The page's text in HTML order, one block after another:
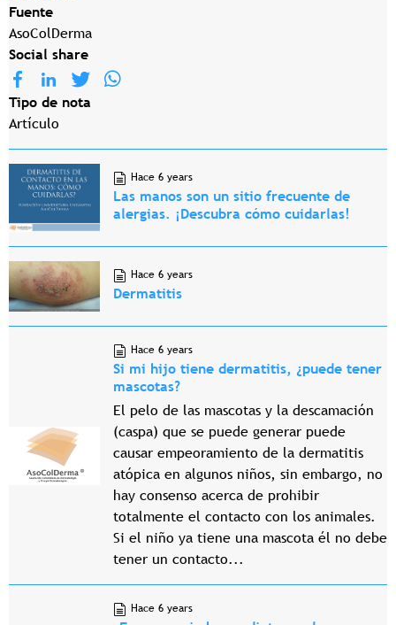
Fuente
AsoColDerma
Social share
Tipo de nota
Artículo
Hace 6 years
Las manos son un sitio frecuente de
alergias. ¡Descubra cómo cuidarlas!
Hace 6 years
Dermatitis
Hace 6 years
Si mi hijo tiene dermatitis, ¿puede tener
mascotas?
El pelo de las mascotas y la descamación
(caspa) que se puede generar puede
causar empeoramiento de la dermatitis
atópica en algunos niños, sin embargo, no
hay consenso acerca de prohibir
totalmente el contacto con los animales.
Si el niño ya tiene una mascota él no debe
tener un contacto...
Hace 6 years